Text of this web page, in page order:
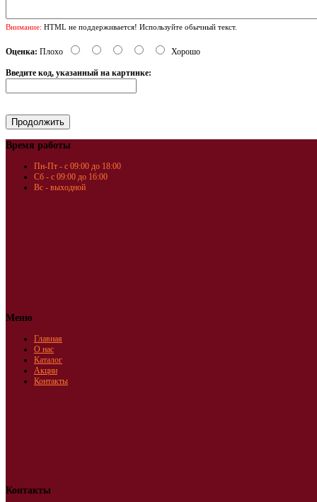
Внимание: HTML не поддерживается! Используйте обычный текст.
Оценка: Плохо Хорошо
Введите код, указанный на картинке:
Время работы
Пн-Пт - с 09:00 до 18:00
Сб - с 09:00 до 16:00
Вс - выходной
Меню
Главная
О нас
Каталог
Акции
Контакты
Контакты